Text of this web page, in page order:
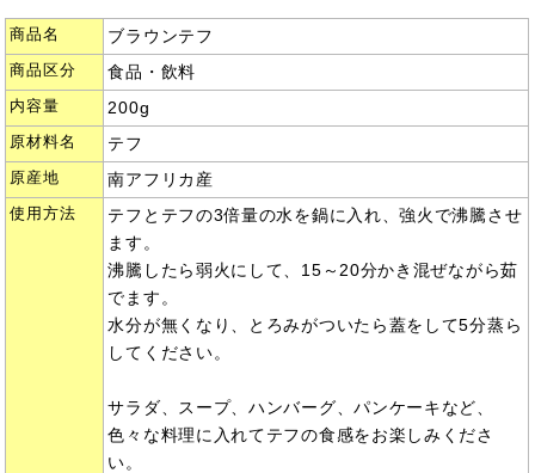
商品名 ブラウンテフ
商品区分 食品・飲料
内容量 200g
原材料名 テフ
原産地 南アフリカ産
使用方法
テフとテフの3倍量の水を鍋に入れ、強火で沸騰させ
ます。
沸騰したら弱火にして、15～20分かき混ぜながら茹
でます。
水分が無くなり、とろみがついたら蓋をして5分蒸ら
してください。
サラダ、スープ、ハンバーグ、パンケーキなど、
色々な料理に入れてテフの食感をお楽しみくださ
い。